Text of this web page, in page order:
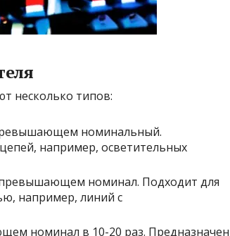
несколько типов:
номинальный.
например, осветительных
номинал. Подходит для
например, линий с
номинал в 10-20 раз. Предназначен